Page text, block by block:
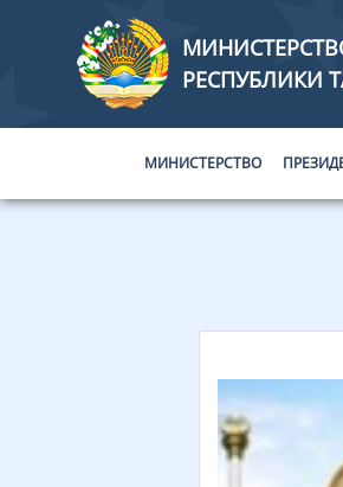
РЕСПУБЛИКИ
МИНИСТЕРСТВО